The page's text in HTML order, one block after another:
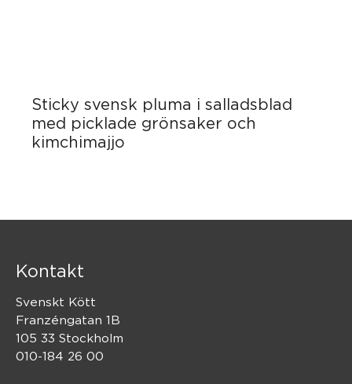
Sticky svensk pluma i salladsblad
med picklade grönsaker och
kimchimajjo
Kontakt
Svenskt Kött
Franzéngatan 1B
105 33 Stockholm
010-184 26 00